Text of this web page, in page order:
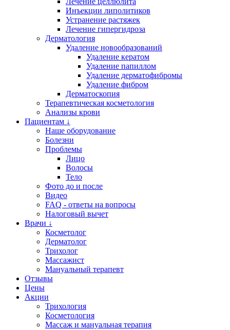
Инъекции липолитиков
Устранение растяжек
Лечение гипергидроза
Дерматология
Удаление новообразований
Удаление кератом
Удаление папиллом
Удаление дерматофибромы
Удаление фибром
Дерматоскопия
Терапевтическая косметология
Анализы крови
Пациентам ↓
Наше оборудование
Болезни
Проблемы
Лицо
Волосы
Тело
Фото до и после
Видео
FAQ - ответы на вопросы
Налоговый вычет
Врачи ↓
Косметолог
Дерматолог
Трихолог
Массажист
Мануальный терапевт
Отзывы
Цены
Акции
Трихология
Косметология
Массаж и мануальная терапия